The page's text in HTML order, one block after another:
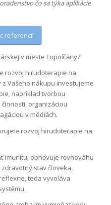
čo sa týka aplikácie
referencií
v meste Topoľčany?
rozvoj hirudoterapie na
Vašeho nákupu investujeme
napríklad tvorbou
organizáciou
v médiách.
rozvoj hirudoterapie na
imunitu, obnovuje rovnováhu
stav človeka.
teda vyvoláva